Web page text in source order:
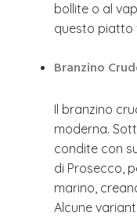
bollite o al
questo piatto
Branzino
Il branzino
moderna.
condite con
di Prosecco,
marino,
Alcune